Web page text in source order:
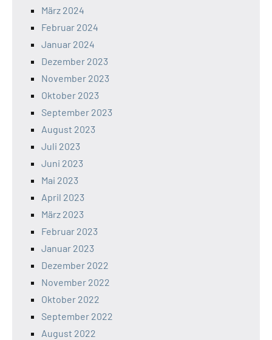
März 2024
Februar 2024
Januar 2024
Dezember 2023
November 2023
Oktober 2023
September 2023
August 2023
Juli 2023
Juni 2023
Mai 2023
April 2023
März 2023
Februar 2023
Januar 2023
Dezember 2022
November 2022
Oktober 2022
September 2022
August 2022